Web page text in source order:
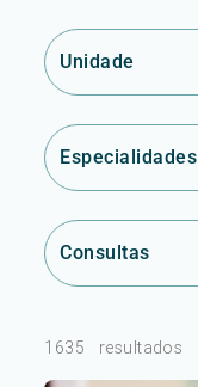
Unidade
Especialidades
Consultas
1635 resultados